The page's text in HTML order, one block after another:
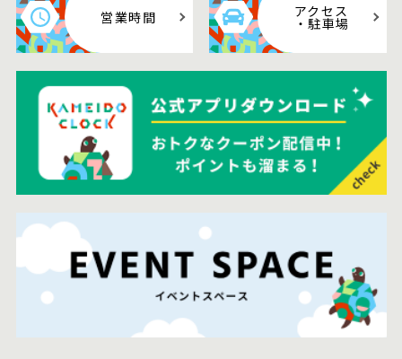
営業時間 アクセス
・駐車場